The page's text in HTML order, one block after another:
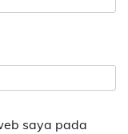
saya pada